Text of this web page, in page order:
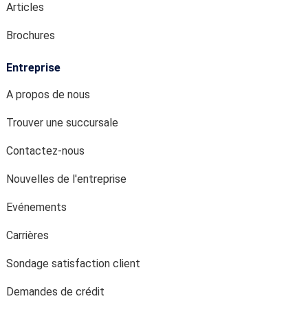
Articles
Brochures
Entreprise
A propos de nous
Trouver une succursale
Contactez-nous
Nouvelles de l'entreprise
Evénements
Carrières
Sondage satisfaction client
Demandes de crédit